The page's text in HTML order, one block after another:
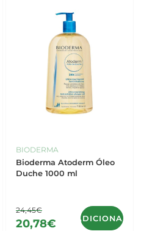
BIODERMA
Bioderma Atoderm Óleo
Duche 1000 ml
24,45€
20,78€ ADICIONAR